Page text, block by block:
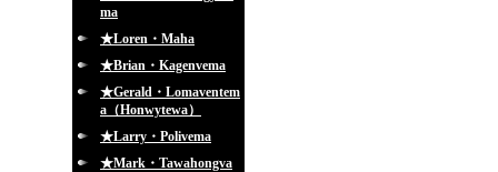
ma
★Loren・Maha
★Brian・Kagenvema
★Gerald・Lomaventem
a（Honwytewa）
★Larry・Polivema
★Mark・Tawahongva